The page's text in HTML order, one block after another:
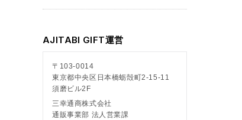
AJITABI GIFT運営
〒103-0014
東京都中央区日本橋蛎殻町2-15-11
須磨ビル2F
三幸通商株式会社
通販事業部 法人営業課